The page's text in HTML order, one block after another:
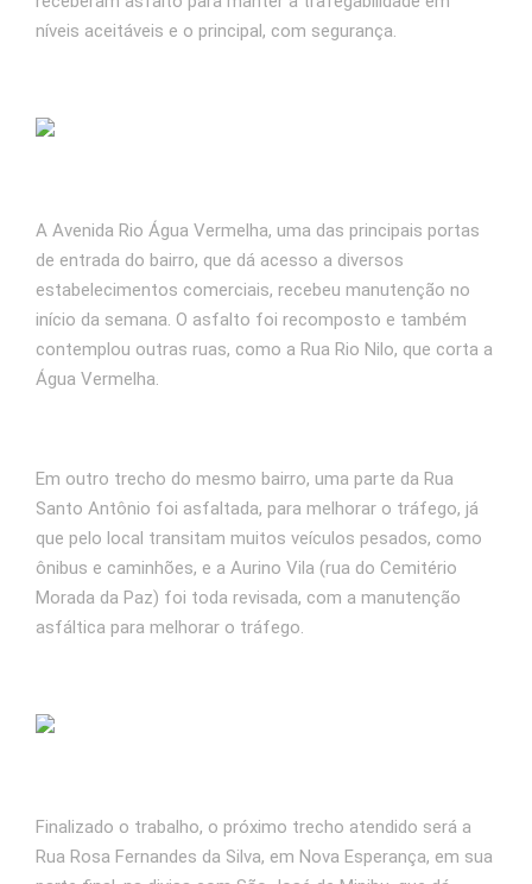
níveis aceitáveis e o principal, com segurança.
A Avenida Rio Água Vermelha, uma das principais portas
de entrada do bairro, que dá acesso a diversos
estabelecimentos comerciais, recebeu manutenção no
início da semana. O asfalto foi recomposto e também
contemplou outras ruas, como a Rua Rio Nilo, que corta a
Água Vermelha.
Em outro trecho do mesmo bairro, uma parte da Rua
Santo Antônio foi asfaltada, para melhorar o tráfego, já
que pelo local transitam muitos veículos pesados, como
ônibus e caminhões, e a Aurino Vila (rua do Cemitério
Morada da Paz) foi toda revisada, com a manutenção
asfáltica para melhorar o tráfego.
Finalizado o trabalho, o próximo trecho atendido será a
Rua Rosa Fernandes da Silva, em Nova Esperança, em sua